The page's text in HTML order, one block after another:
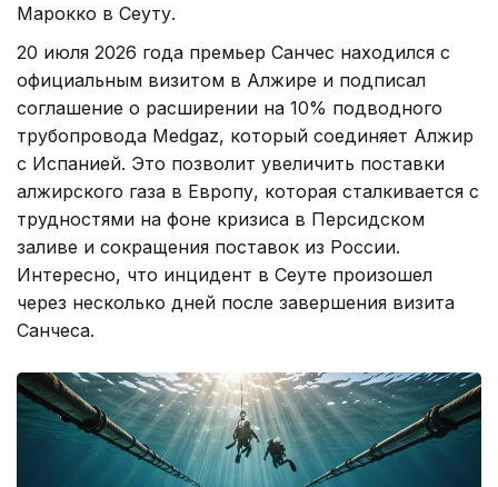
Марокко в Сеуту.
20 июля 2026 года премьер Санчес находился с
официальным визитом в Алжире и подписал
соглашение о расширении на 10% подводного
трубопровода Medgaz, который соединяет Алжир
с Испанией. Это позволит увеличить поставки
алжирского газа в Европу, которая сталкивается с
трудностями на фоне кризиса в Персидском
заливе и сокращения поставок из России.
Интересно, что инцидент в Сеуте произошел
через несколько дней после завершения визита
Санчеса.